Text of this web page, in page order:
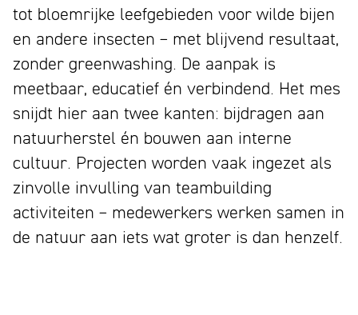
tot bloemrijke leefgebieden voor wilde bijen
en andere insecten – met blijvend resultaat,
zonder greenwashing. De aanpak is
meetbaar, educatief én verbindend. Het mes
snijdt hier aan twee kanten: bijdragen aan
natuurherstel én bouwen aan interne
cultuur. Projecten worden vaak ingezet als
zinvolle invulling van teambuilding
activiteiten – medewerkers werken samen in
de natuur aan iets wat groter is dan henzelf.